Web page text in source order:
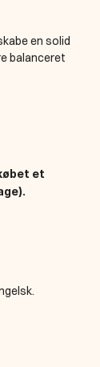
en solid
balanceret
et